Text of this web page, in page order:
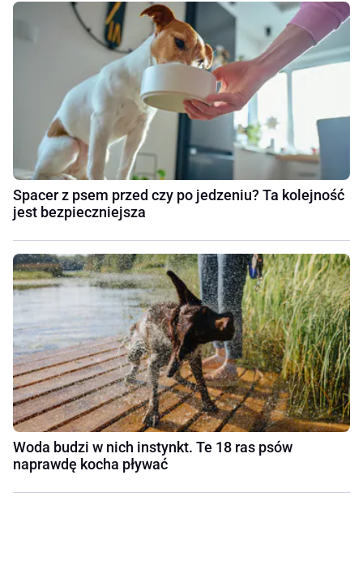
Spacer z psem przed czy po jedzeniu? Ta kolejność
jest bezpieczniejsza
Woda budzi w nich instynkt. Te 18 ras psów
naprawdę kocha pływać